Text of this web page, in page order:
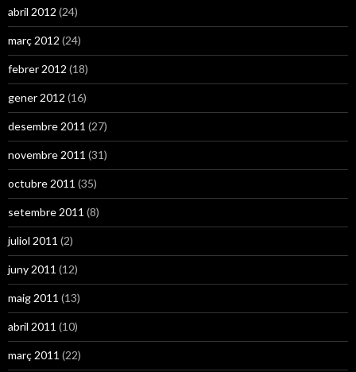
abril 2012 (24)
març 2012 (24)
febrer 2012 (18)
gener 2012 (16)
desembre 2011 (27)
novembre 2011 (31)
octubre 2011 (35)
setembre 2011 (8)
juliol 2011 (2)
juny 2011 (12)
maig 2011 (13)
abril 2011 (10)
març 2011 (22)